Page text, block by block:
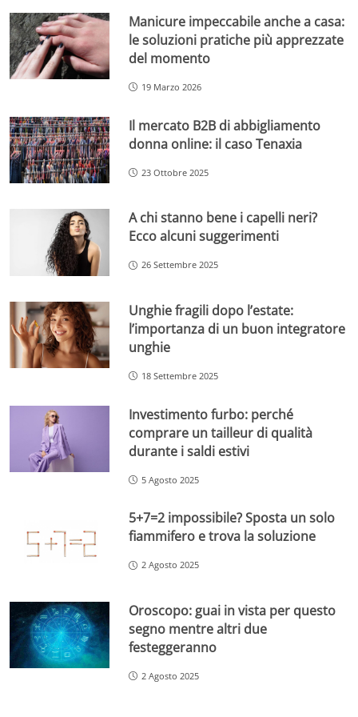
Manicure impeccabile anche a casa:
le soluzioni pratiche più apprezzate
del momento
19 Marzo 2026
Il mercato B2B di abbigliamento
donna online: il caso Tenaxia
23 Ottobre 2025
A chi stanno bene i capelli neri?
Ecco alcuni suggerimenti
26 Settembre 2025
Unghie fragili dopo l’estate:
l’importanza di un buon integratore
unghie
18 Settembre 2025
Investimento furbo: perché
comprare un tailleur di qualità
durante i saldi estivi
5 Agosto 2025
5+7=2 impossibile? Sposta un solo
fiammifero e trova la soluzione
2 Agosto 2025
Oroscopo: guai in vista per questo
segno mentre altri due
festeggeranno
2 Agosto 2025